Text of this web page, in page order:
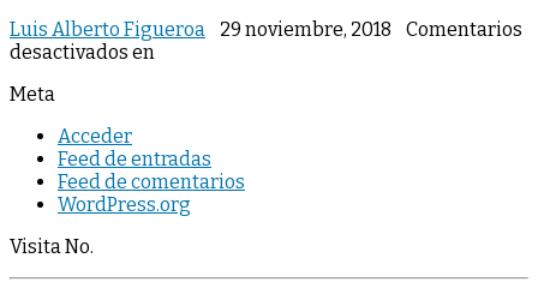
Luis Alberto Figueroa 29 noviembre, 2018
Comentarios
desactivados en
Meta
Acceder
Feed de entradas
Feed de comentarios
WordPress.org
Visita No.